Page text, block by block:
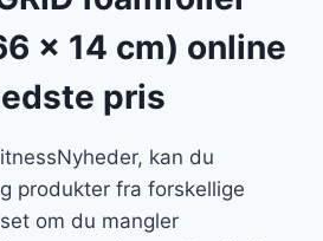
x 14 cm) online
pris
kan du
produkter fra forskellige
om du mangler